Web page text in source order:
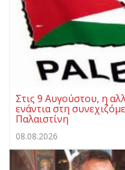
Στις 9 Αυγούστου, η
ενάντια στη
Παλαιστίνη
08.08.2026